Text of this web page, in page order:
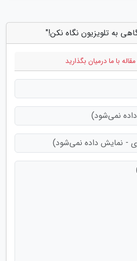
به تلویزیون نگاه نکن!"
با ما درمیان بگذارید